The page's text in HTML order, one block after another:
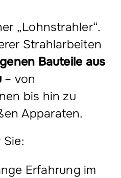
„Lohnstrahler“.
Strahlarbeiten
Bauteile aus
– von
bis hin zu
Apparaten.
Erfahrung im